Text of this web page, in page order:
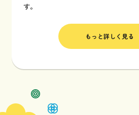
す。
もっと詳しく見る